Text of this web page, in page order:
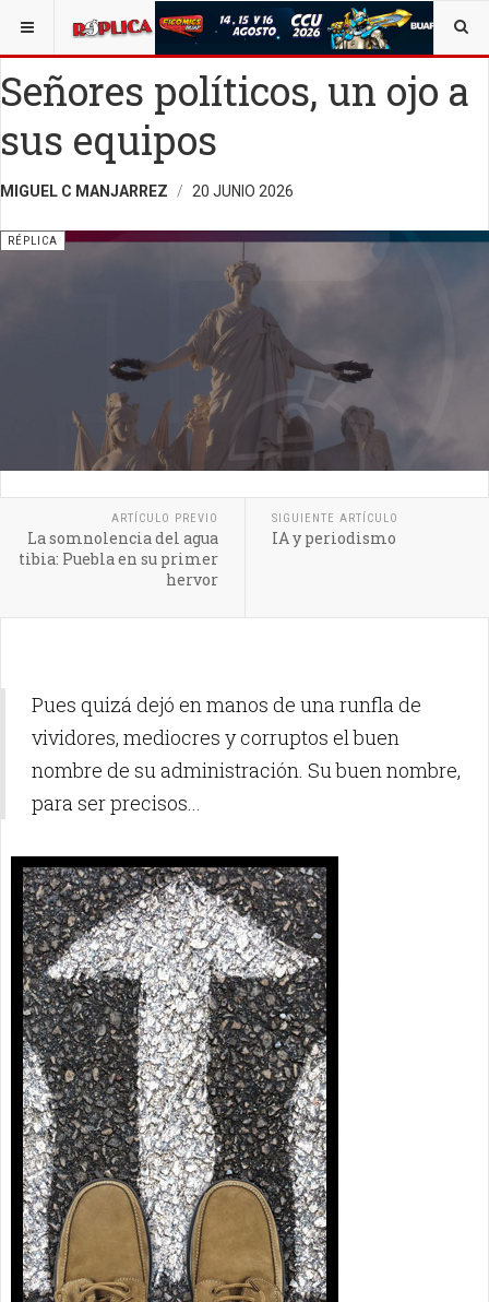
ESTÁ AQUÍ: MAGAZINE OPINIÓN RÉPLICA
Señores políticos, un ojo a
sus equipos
MIGUEL C MANJARREZ 20 JUNIO 2026
RÉPLICA
ARTÍCULO PREVIO
La somnolencia del agua
tibia: Puebla en su primer
hervor
SIGUIENTE ARTÍCULO
IA y periodismo
Pues quizá dejó en manos de una runfla de
vividores, mediocres y corruptos el buen
nombre de su administración. Su buen nombre,
para ser precisos...